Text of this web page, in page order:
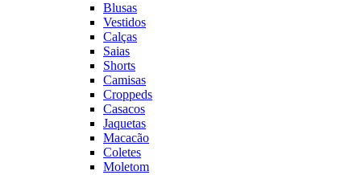
Blusas
Vestidos
Calças
Saias
Shorts
Camisas
Croppeds
Casacos
Jaquetas
Macacão
Coletes
Moletom